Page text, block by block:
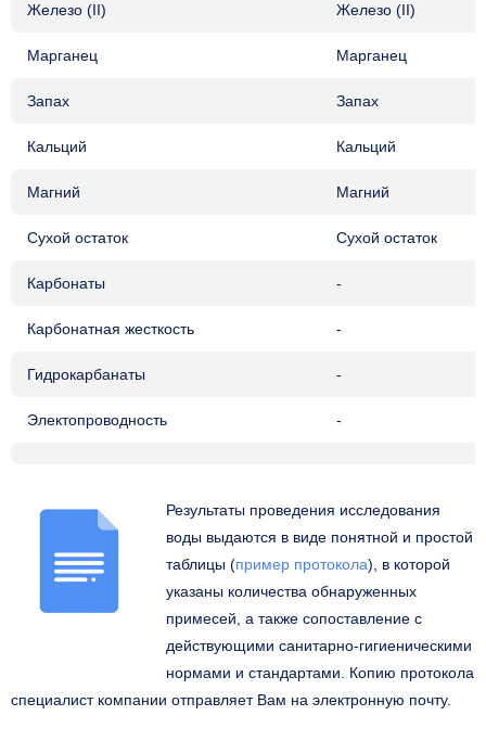
Железо (II) Железо (II)
Марганец Марганец
Запах Запах
Кальций Кальций
Магний Магний
Сухой остаток Сухой остаток
Карбонаты -
Карбонатная жесткость -
Гидрокарбанаты -
Электопроводность -
Результаты проведения исследования
воды выдаются в виде понятной и простой
таблицы (пример протокола), в которой
указаны количества обнаруженных
примесей, а также сопоставление с
действующими санитарно-гигиеническими
нормами и стандартами. Копию протокола
специалист компании отправляет Вам на электронную почту.